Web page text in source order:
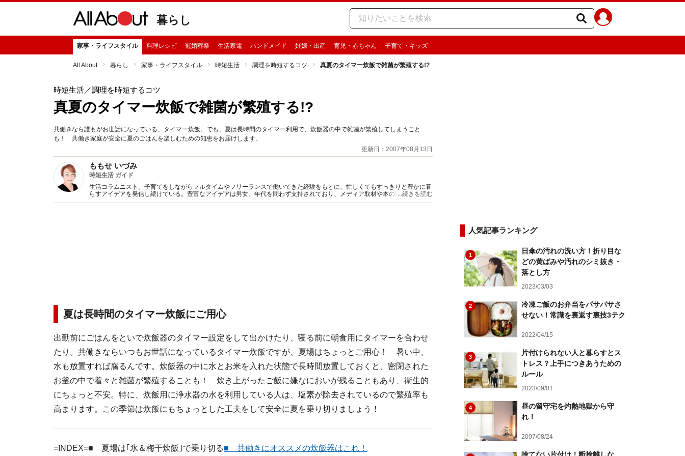
暮らし
家事・ライフスタイル 料理レシピ 冠婚葬祭 生活家電 ハンドメイド 妊娠・出産 育児・赤ちゃん 子育て・キッズ
All About 暮らし 家事・ライフスタイル 時短生活 調理を時短するコツ 真夏のタイマー炊飯で雑菌が繁殖する!?
時短生活／調理を時短するコツ
真夏のタイマー炊飯で雑菌が繁殖する!?
共働きなら誰もがお世話になっている、タイマー炊飯。でも、夏は長時間のタイマー利用で、炊飯器の中で雑菌が繁殖してしまうこと
も！ 共働き家庭が安全に夏のごはんを楽しむための知恵をお届けします。
更新日：2007年08月13日
ももせ いづみ
時短生活 ガイド
生活コラムニスト。子育てをしながらフルタイムやフリーランスで働いてきた経験をもとに、忙しくてもすっきりと豊かに暮
らすアイデアを発信し続けている。豊富なアイデアは男女、年代を問わず支持されており、メディア取材や本の執筆、各種コ
ンテストの審査員などで幅広く活躍中。
...続きを読む
夏は長時間のタイマー炊飯にご用心
出勤前にごはんをといで炊飯器のタイマー設定をして出かけたり、寝る前に朝食用にタイマーを合わせ
たり。共働きならいつもお世話になっているタイマー炊飯ですが、夏場はちょっとご用心！ 暑い中、
水も放置すれば腐るんです。炊飯器の中に水とお米を入れた状態で長時間放置しておくと、密閉された
お釜の中で着々と雑菌が繁殖することも！ 炊き上がったご飯に嫌なにおいが残ることもあり、衛生的
にちょっと不安。特に、炊飯用に浄水器の水を利用している人は、塩素が除去されているので繁殖率も
高まります。この季節は炊飯にもちょっとした工夫をして安全に夏を乗り切りましょう！
=INDEX=■ 夏場は｢氷＆梅干炊飯｣で乗り切る■ 共働きにオススメの炊飯器はこれ！
人気記事ランキング
1
日傘の汚れの洗い方！折り目な
どの黄ばみや汚れのシミ抜き・
落とし方
2023/03/03
2
冷凍ご飯のお弁当をパサパサさ
せない！常識を裏返す裏技3テク
2022/04/15
3
片付けられない人と暮らすとス
トレス？上手につきあうための
ルール
2023/09/01
4
昼の留守宅を灼熱地獄から守
れ！
2007/08/24